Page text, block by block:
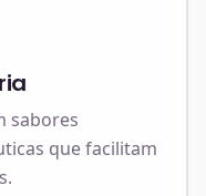
sabores
que facilitam